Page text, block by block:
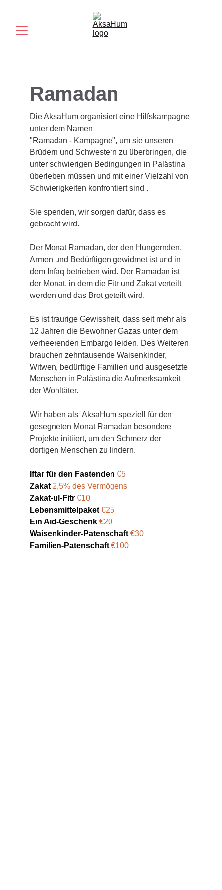
Ramadan
Die AksaHum organisiert eine Hilfskampagne
unter dem Namen
"Ramadan - Kampagne", um sie unseren
Brüdern und Schwestern zu überbringen, die
unter schwierigen Bedingungen in Palästina
überleben müssen und mit einer Vielzahl von
Schwierigkeiten konfrontiert sind .
Sie spenden, wir sorgen dafür, dass es
gebracht wird.
Der Monat Ramadan, der den Hungernden,
Armen und Bedürftigen gewidmet ist und in
dem Infaq betrieben wird. Der Ramadan ist
der Monat, in dem die Fitr und Zakat verteilt
werden und das Brot geteilt wird.
Es ist traurige Gewissheit, dass seit mehr als
12 Jahren die Bewohner Gazas unter dem
verheerenden Embargo leiden. Des Weiteren
brauchen zehntausende Waisenkinder,
Witwen, bedürftige Familien und ausgesetzte
Menschen in Palästina die Aufmerksamkeit
der Wohltäter.
Wir haben als  AksaHum speziell für den
gesegneten Monat Ramadan besondere
Projekte initiiert, um den Schmerz der
dortigen Menschen zu lindern.
Iftar für den Fastenden €5
Zakat 2,5% des Vermögens
Zakat-ul-Fitr €10
Lebensmittelpaket €25
Ein Aid-Geschenk €20
Waisenkinder-Patenschaft €30
Familien-Patenschaft €100